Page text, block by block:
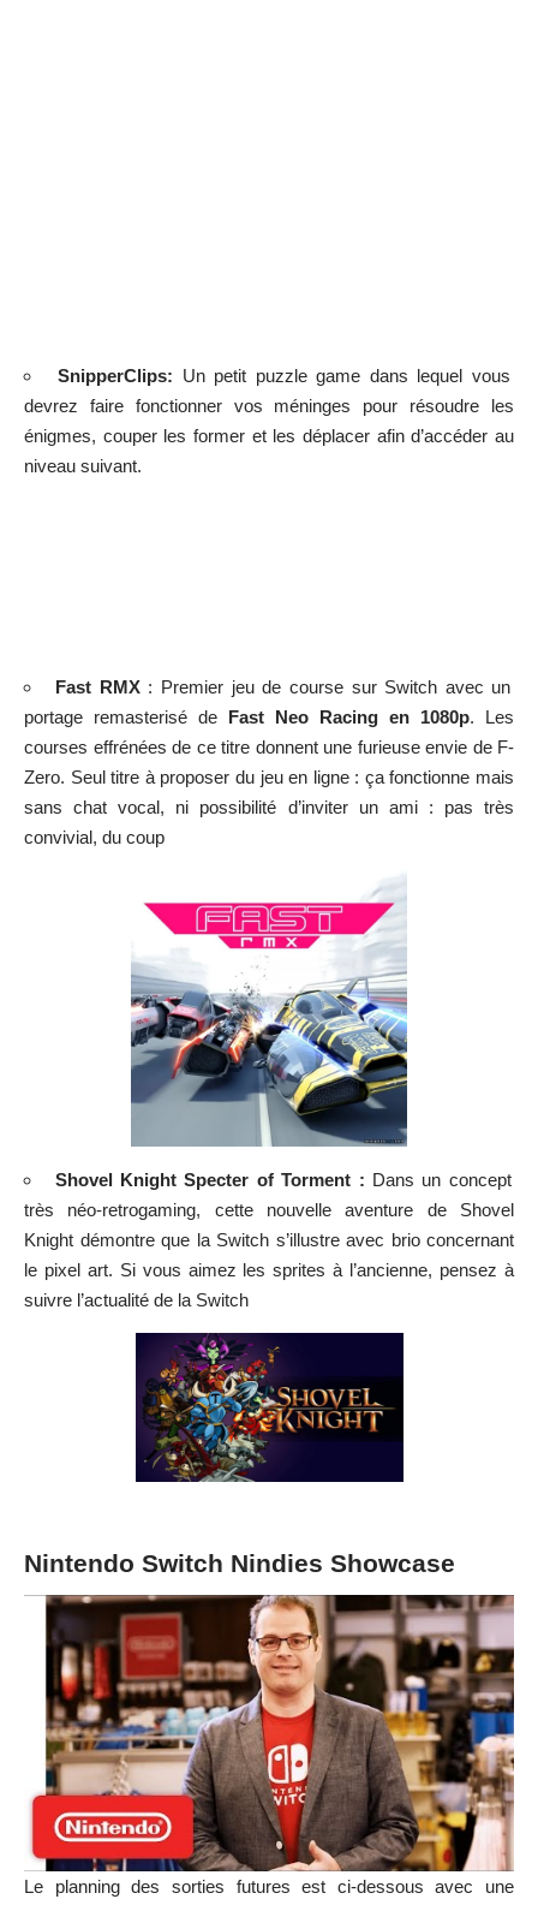
SnipperClips: Un petit puzzle game dans lequel vous
devrez faire fonctionner vos méninges pour résoudre les
énigmes, couper les former et les déplacer afin d’accéder au
niveau suivant.
Fast RMX : Premier jeu de course sur Switch avec un
portage remasterisé de Fast Neo Racing en 1080p. Les
courses effrénées de ce titre donnent une furieuse envie de F-
Zero. Seul titre à proposer du jeu en ligne : ça fonctionne mais
sans chat vocal, ni possibilité d’inviter un ami : pas très
convivial, du coup
Shovel Knight Specter of Torment : Dans un concept
très néo-retrogaming, cette nouvelle aventure de Shovel
Knight démontre que la Switch s’illustre avec brio concernant
le pixel art. Si vous aimez les sprites à l’ancienne, pensez à
suivre l’actualité de la Switch
Nintendo Switch Nindies Showcase
Le planning des sorties futures est ci-dessous avec une